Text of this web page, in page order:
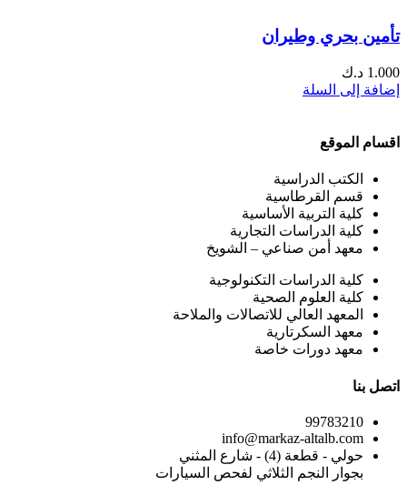
تأمين بحري وطيران
1.000 د.ك
إضافة إلى السلة
اقسام الموقع
الكتب الدراسية
قسم القرطاسية
كلية التربية الأساسية
كلية الدراسات التجارية
معهد أمن صناعي – الشويخ
كلية الدراسات التكنولوجية
كلية العلوم الصحية
المعهد العالي للاتصالات والملاحة
معهد السكرتارية
معهد دورات خاصة
اتصل بنا
99783210
info@markaz-altalb.com
حولي - قطعة (4) - شارع المثني
بجوار النجم الثلاثي لفحص السيارات